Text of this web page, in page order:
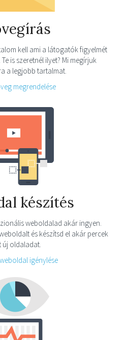
kell ami a látogatók figyelmét
is szeretnél ilyet? Mi megírjuk
a legjobb tartalmat.
megrendelése
készítés
weboldalad akár ingyen.
és készítsd el akár percek
új oldaladat.
igénylése